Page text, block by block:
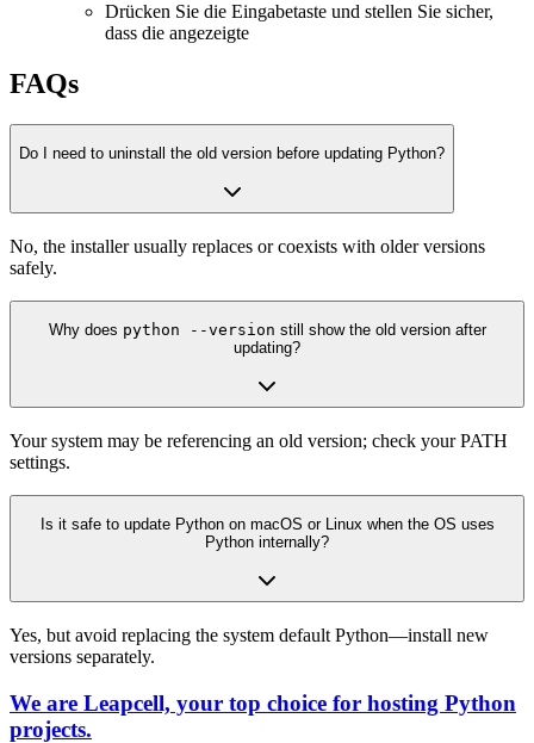
Drücken Sie die Eingabetaste und stellen Sie sicher,
dass die angezeigte
FAQs
Do I need to uninstall the old version before updating Python?
No, the installer usually replaces or coexists with older versions
safely.
Why does python --version still show the old version after
updating?
Your system may be referencing an old version; check your PATH
settings.
Is it safe to update Python on macOS or Linux when the OS uses
Python internally?
Yes, but avoid replacing the system default Python—install new
versions separately.
We are Leapcell, your top choice for hosting Python
projects.